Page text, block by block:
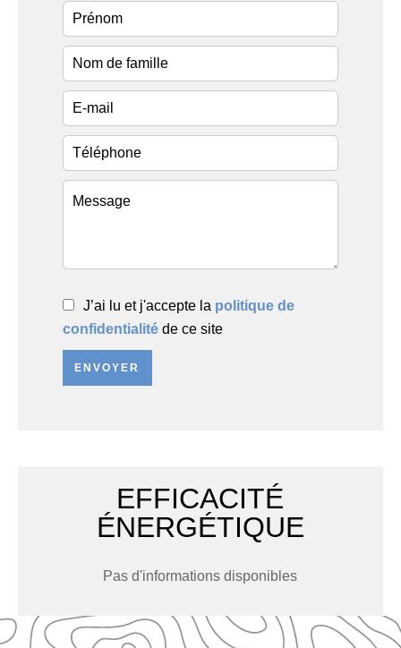
J’ai lu et j'accepte la politique de
confidentialité de ce site
ENVOYER
EFFICACITÉ
ÉNERGÉTIQUE
Pas d'informations disponibles